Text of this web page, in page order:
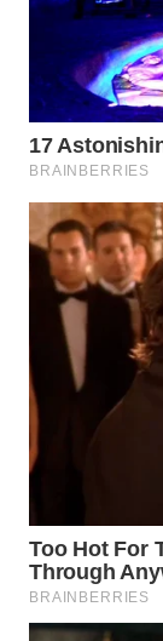
WN
PRIANGAN
TIMUR
SEMARANG
WN
SOLO
WN
BOROBUDUR
MADURA
WN
NATUNA